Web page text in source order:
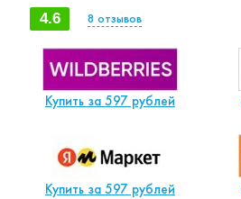
4.6 8 отзывов
Купить за 597 рублей
Купить за 597 рублей